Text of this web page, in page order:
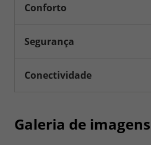
Conforto
Segurança
Conectividade
Galeria de imagens